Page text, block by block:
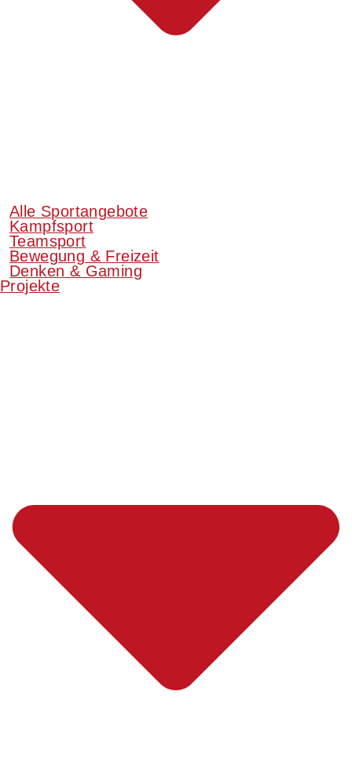
Alle Sportangebote
Kampfsport
Teamsport
Bewegung & Freizeit
Denken & Gaming
Projekte